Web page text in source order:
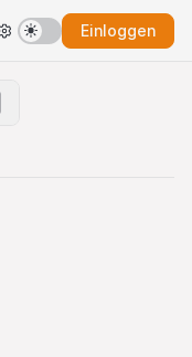
Einloggen